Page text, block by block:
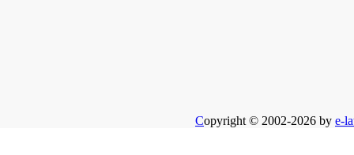
Copyright © 2002-2026 by e-